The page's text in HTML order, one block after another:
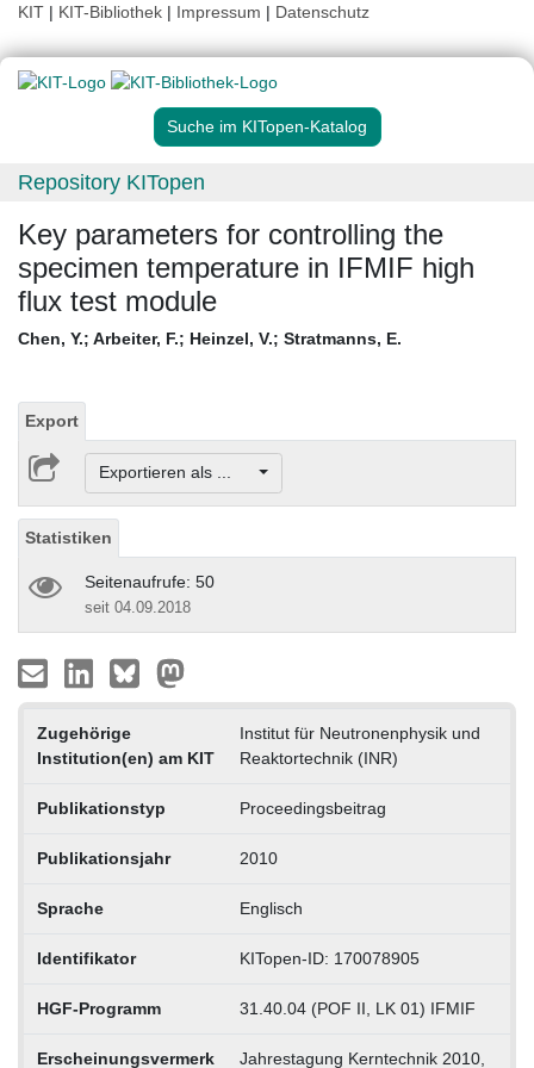
KIT | KIT-Bibliothek | Impressum | Datenschutz
Suche im KITopen-Katalog
Repository KITopen
Key parameters for controlling the
specimen temperature in IFMIF high
flux test module
Chen, Y.; Arbeiter, F.; Heinzel, V.; Stratmanns, E.
Export
Exportieren als ...
Statistiken
Seitenaufrufe: 50
seit 04.09.2018
Zugehörige
Institution(en) am KIT
Institut für Neutronenphysik und
Reaktortechnik (INR)
Publikationstyp Proceedingsbeitrag
Publikationsjahr 2010
Sprache Englisch
Identifikator KITopen-ID: 170078905
HGF-Programm 31.40.04 (POF II, LK 01) IFMIF
Erscheinungsvermerk Jahrestagung Kerntechnik 2010,